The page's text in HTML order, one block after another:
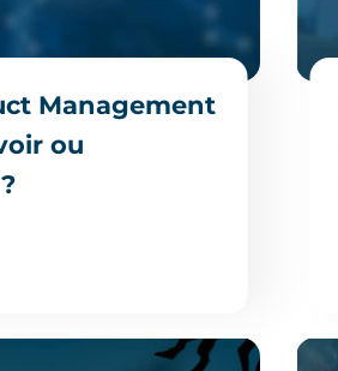
Management
ou